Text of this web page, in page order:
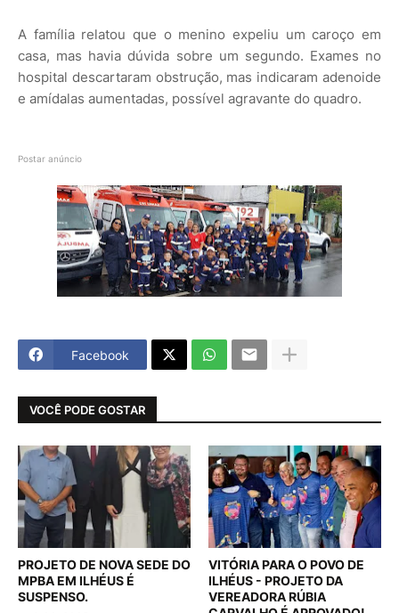
A família relatou que o menino expeliu um caroço em
casa, mas havia dúvida sobre um segundo. Exames no
hospital descartaram obstrução, mas indicaram adenoide
e amídalas aumentadas, possível agravante do quadro.
Postar anúncio
Facebook
VOCÊ PODE GOSTAR
PROJETO DE NOVA SEDE DO
MPBA EM ILHÉUS É
SUSPENSO.
VITÓRIA PARA O POVO DE
ILHÉUS - PROJETO DA
VEREADORA RÚBIA